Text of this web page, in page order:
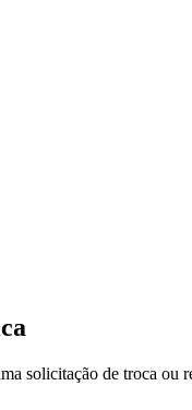
solicitação de troca ou